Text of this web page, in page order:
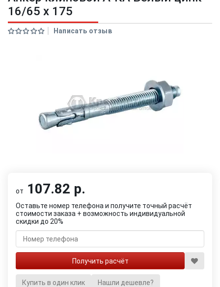
16/65 x 175
Написать отзыв
от 107.82 р.
Оставьте номер телефона и получите точный расчёт
стоимости заказа + возможность индивидуальной
скидки до 20%
Купить в один клик Нашли дешевле?